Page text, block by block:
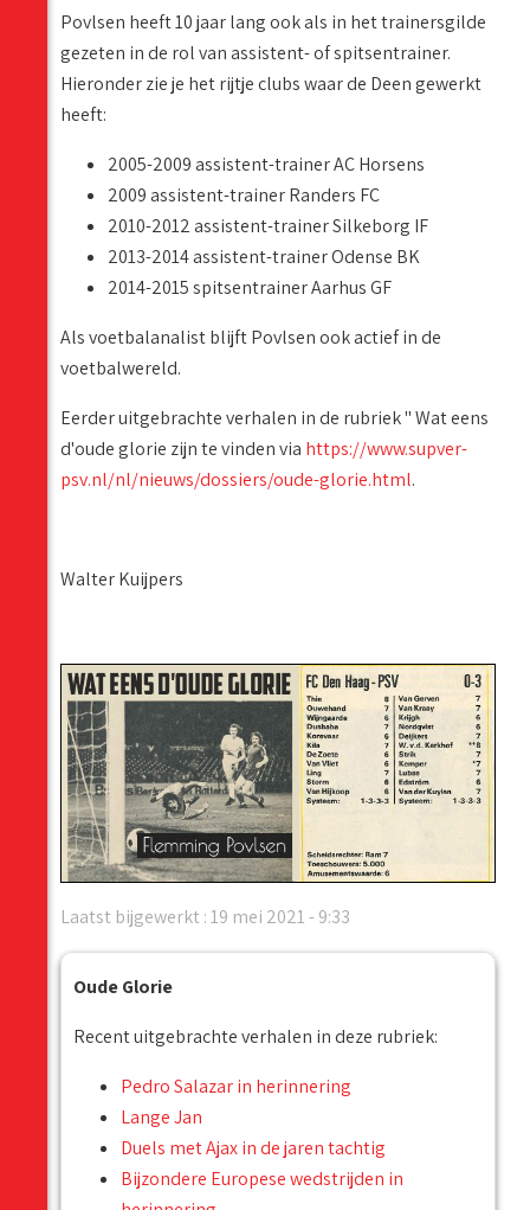
Povlsen heeft 10 jaar lang ook als in het trainersgilde
gezeten in de rol van assistent- of spitsentrainer.
Hieronder zie je het rijtje clubs waar de Deen gewerkt
heeft:
2005-2009 assistent-trainer AC Horsens
2009 assistent-trainer Randers FC
2010-2012 assistent-trainer Silkeborg IF
2013-2014 assistent-trainer Odense BK
2014-2015 spitsentrainer Aarhus GF
Als voetbalanalist blijft Povlsen ook actief in de
voetbalwereld.
Eerder uitgebrachte verhalen in de rubriek '' Wat eens
d'oude glorie zijn te vinden via https://www.supver-
psv.nl/nl/nieuws/dossiers/oude-glorie.html.
Walter Kuijpers
Laatst bijgewerkt : 19 mei 2021 - 9:33
Oude Glorie
Recent uitgebrachte verhalen in deze rubriek:
Pedro Salazar in herinnering
Lange Jan
Duels met Ajax in de jaren tachtig
Bijzondere Europese wedstrijden in